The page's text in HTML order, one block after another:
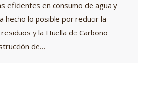
eficientes en consumo de agua y
hecho lo posible por reducir la
y la Huella de Carbono
de…